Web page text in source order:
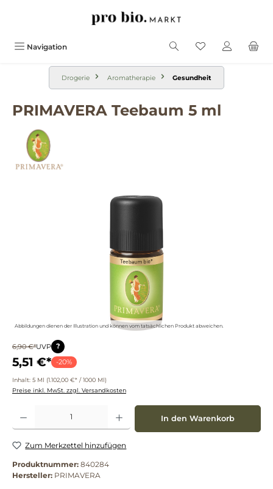
Navigation
Drogerie Aromatherapie Gesundheit
PRIMAVERA Teebaum 5 ml
Abbildungen dienen der Illustration und können vom tatsächlichen Produkt abweichen.
6,90 €*UVP ?
5,51 €* -20%
Inhalt: 5 Ml (1.102,00 €* / 1000 Ml)
Preise inkl. MwSt. zzgl. Versandkosten
Produkt Anzahl: Gib den gewünschten Wert ein oder benutze die Schaltflächen um
In den Warenkorb
Zum Merkzettel hinzufügen
Produktnummer: 840284
Hersteller: PRIMAVERA